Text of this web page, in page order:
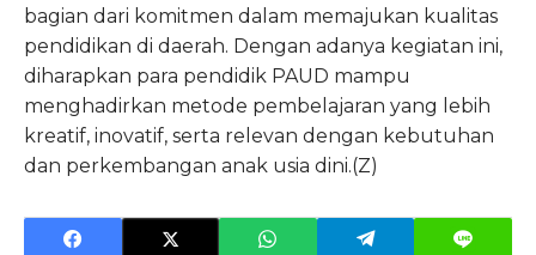
bagian dari komitmen dalam memajukan kualitas
pendidikan di daerah. Dengan adanya kegiatan ini,
diharapkan para pendidik PAUD mampu
menghadirkan metode pembelajaran yang lebih
kreatif, inovatif, serta relevan dengan kebutuhan
dan perkembangan anak usia dini.(Z)